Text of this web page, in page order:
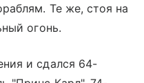
Те же, стоя на
огонь.
и сдался 64-